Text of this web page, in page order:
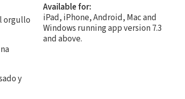
orgullo
y
Available for:
iPad, iPhone, Android, Mac and
Windows running app version 7.3
and above.